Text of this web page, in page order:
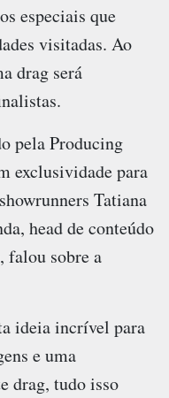
especiais que
visitadas. Ao
drag será
pela Producing
exclusividade para
Tatiana
head de conteúdo
sobre a
ideia incrível para
e uma
drag, tudo isso